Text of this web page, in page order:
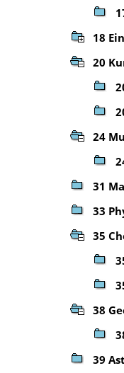
18
20
24
31
33
35
38
39